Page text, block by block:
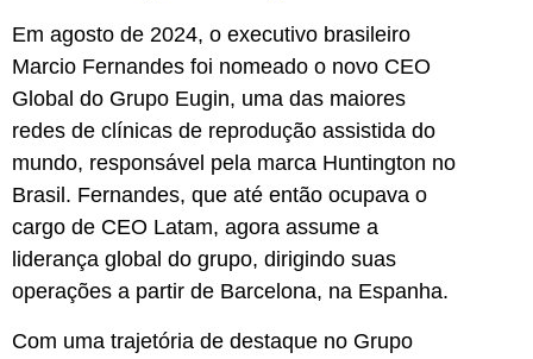
Em agosto de 2024, o executivo brasileiro
Marcio Fernandes foi nomeado o novo CEO
Global do Grupo Eugin, uma das maiores
redes de clínicas de reprodução assistida do
mundo, responsável pela marca Huntington no
Brasil. Fernandes, que até então ocupava o
cargo de CEO Latam, agora assume a
liderança global do grupo, dirigindo suas
operações a partir de Barcelona, na Espanha.
Com uma trajetória de destaque no Grupo